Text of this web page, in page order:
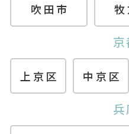
吹田市
京
上京区 中京区
兵